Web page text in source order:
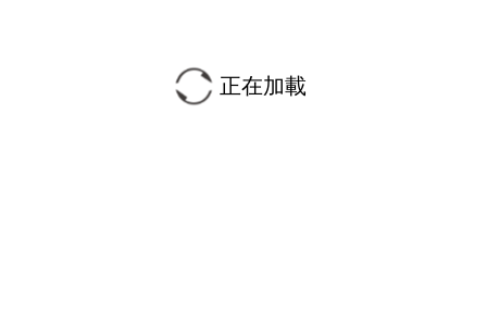
正在加載